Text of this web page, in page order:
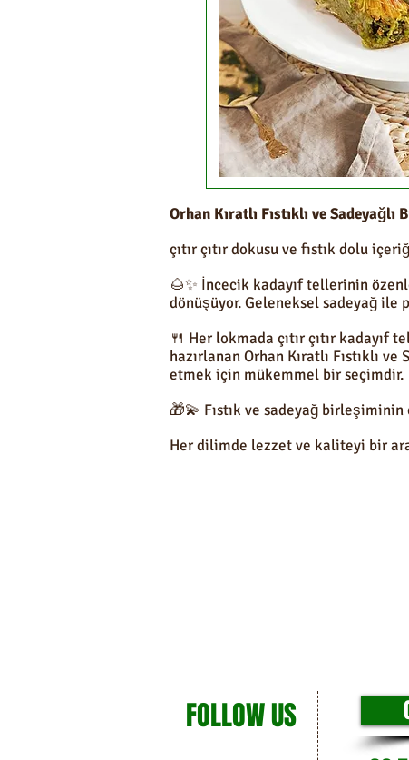
Orhan Kıratlı Fıstıklı ve Sadeyağlı
çıtır çıtır dokusu ve fıstık dolu
🌰✨ İncecik kadayıf tellerinin
dönüşüyor. Geleneksel sadeyağ ile
🍴 Her lokmada çıtır çıtır kadayıf
hazırlanan Orhan Kıratlı Fıstıklı
etmek için mükemmel bir seçimdir.
🎁💫 Fıstık ve sadeyağ
Her dilimde lezzet ve kaliteyi bir
FOLLOW US